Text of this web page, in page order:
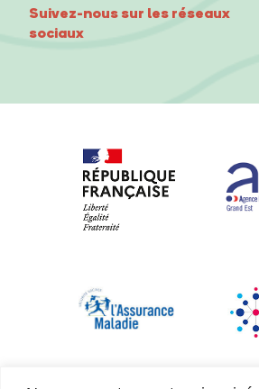
Suivez-nous sur les réseaux
sociaux